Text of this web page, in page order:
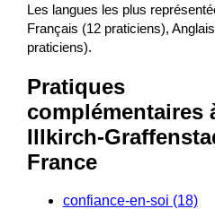
Les langues les plus
Français (12 praticiens),
praticiens).
Pratiques
complémentaires
Illkirch-
France
confiance-en-soi (18)